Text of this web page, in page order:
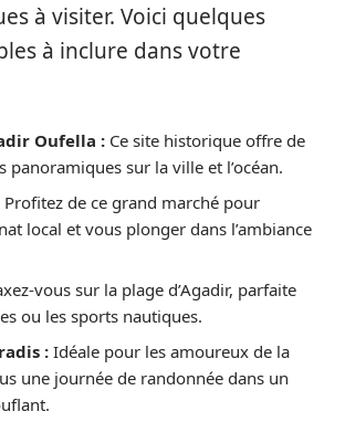
à visiter. Voici quelques
à inclure dans votre
Oufella : Ce site historique offre de
panoramiques sur la ville et l’océan.
Profitez de ce grand marché pour
local et vous plonger dans l’ambiance
vous sur la plage d’Agadir, parfaite
ou les sports nautiques.
: Idéale pour les amoureux de la
une journée de randonnée dans un